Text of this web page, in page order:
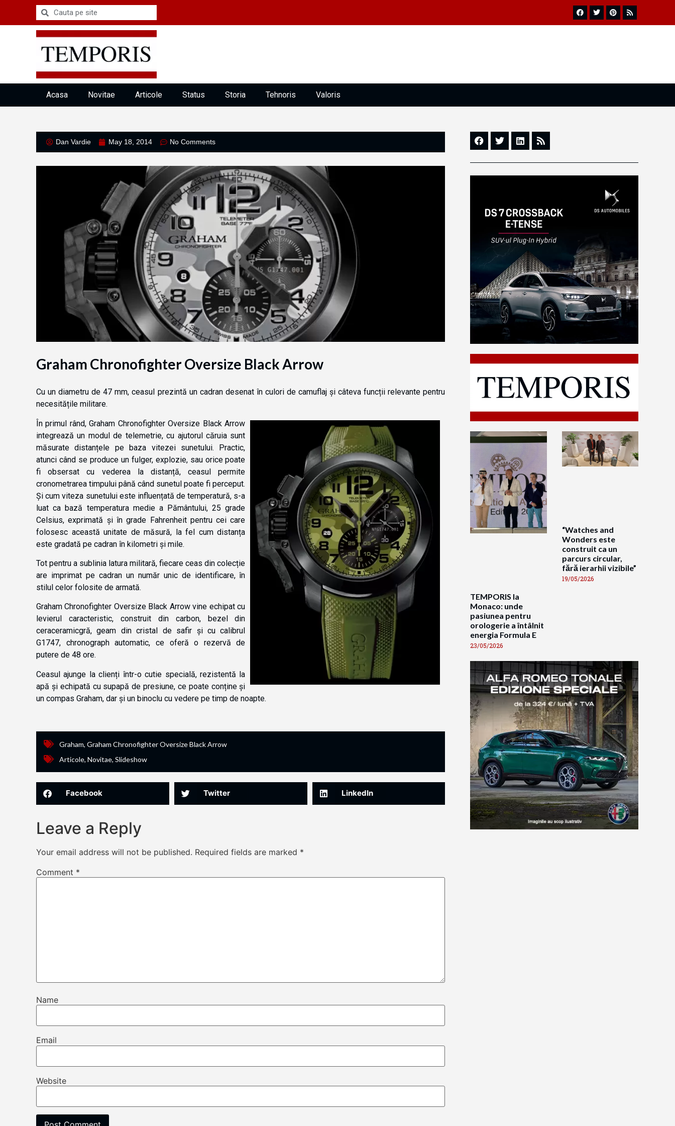
Acasa Novitae Articole Status Storia Tehnoris Valoris
Dan Vardie May 18, 2014 No Comments
Graham Chronofighter Oversize Black Arrow
Cu un diametru de 47 mm, ceasul prezintă un cadran desenat în culori de camuflaj și câteva funcții relevante pentru
necesitățile militare.
În primul rând, Graham Chronofighter Oversize Black Arrow
integrează un modul de telemetrie, cu ajutorul căruia sunt
măsurate distanțele pe baza vitezei sunetului. Practic,
atunci când se produce un fulger, explozie, sau orice poate
fi obsersat cu vederea la distanță, ceasul permite
cronometrarea timpului până când sunetul poate fi perceput.
Și cum viteza sunetului este influențată de temperatură, s-a
luat ca bază temperatura medie a Pământului, 25 grade
Celsius, exprimată și în grade Fahrenheit pentru cei care
folosesc această unitate de măsură, la fel cum distanța
este gradată pe cadran în kilometri și mile.
Tot pentru a sublinia latura militară, fiecare ceas din colecție
are imprimat pe cadran un număr unic de identificare, în
stilul celor folosite de armată.
Graham Chronofighter Oversize Black Arrow vine echipat cu
levierul caracteristic, construit din carbon, bezel din
ceraceramicgră, geam din cristal de safir și cu calibrul
G1747, chronograph automatic, ce oferă o rezervă de
putere de 48 ore.
Ceasul ajunge la clienți într-o cutie specială, rezistentă la
apă și echipată cu supapă de presiune, ce poate conține și
un compas Graham, dar și un binoclu cu vedere pe timp de noapte.
Graham, Graham Chronofighter Oversize Black Arrow
Articole, Novitae, Slideshow
Facebook Twitter LinkedIn
Leave a Reply
Your email address will not be published. Required fields are marked *
Comment *
Name
Email
Website
TEMPORIS la
Monaco: unde
pasiunea pentru
orologerie a întâlnit
energia Formula E
23/05/2026
“Watches and
Wonders este
construit ca un
parcurs circular,
fără ierarhii vizibile”
19/05/2026